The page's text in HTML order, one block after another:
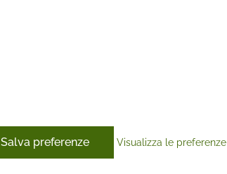
Salva preferenze Visualizza le preferenze